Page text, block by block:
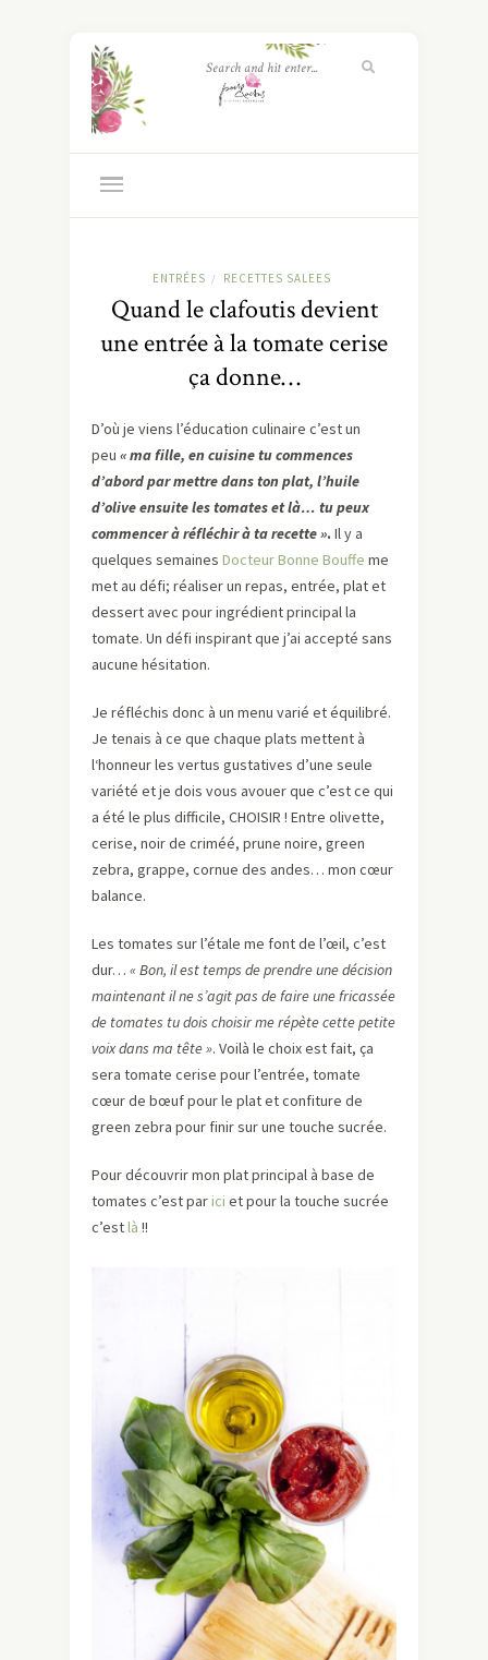
ENTRÉES / RECETTES SALEES
Quand le clafoutis devient
une entrée à la tomate cerise
ça donne…
D’où je viens l’éducation culinaire c’est un
peu « ma fille, en cuisine tu commences
d’abord par mettre dans ton plat, l’huile
d’olive ensuite les tomates et là… tu peux
commencer à réfléchir à ta recette ». Il y a
quelques semaines Docteur Bonne Bouffe me
met au défi; réaliser un repas, entrée, plat et
dessert avec pour ingrédient principal la
tomate. Un défi inspirant que j’ai accepté sans
aucune hésitation.
Je réfléchis donc à un menu varié et équilibré.
Je tenais à ce que chaque plats mettent à
l‘honneur les vertus gustatives d’une seule
variété et je dois vous avouer que c’est ce qui
a été le plus difficile, CHOISIR ! Entre olivette,
cerise, noir de criméé, prune noire, green
zebra, grappe, cornue des andes… mon cœur
balance.
Les tomates sur l’étale me font de l’œil, c’est
dur… « Bon, il est temps de prendre une décision
maintenant il ne s’agit pas de faire une fricassée
de tomates tu dois choisir me répète cette petite
voix dans ma tête ». Voilà le choix est fait, ça
sera tomate cerise pour l’entrée, tomate
cœur de bœuf pour le plat et confiture de
green zebra pour finir sur une touche sucrée.
Pour découvrir mon plat principal à base de
tomates c’est parici et pour la touche sucrée
c’estlà !!